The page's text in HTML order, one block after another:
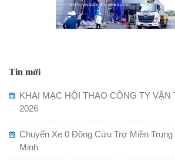
Tin mới
KHAI MẠC HỘI THAO CÔNG TY VẬN
2026
Chuyến Xe 0 Đồng Cứu Trợ Miền Trung
Minh